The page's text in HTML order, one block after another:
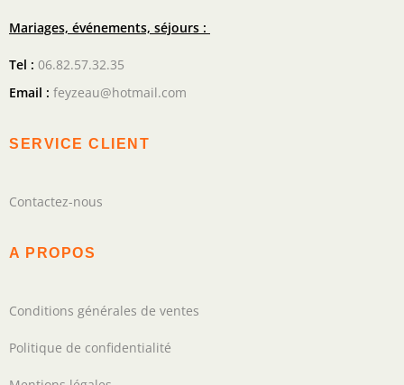
Mariages, événements, séjours :
Tel : 06.82.57.32.35
Email : feyzeau@hotmail.com
SERVICE CLIENT
Contactez-nous
A PROPOS
Conditions générales de ventes
Politique de confidentialité